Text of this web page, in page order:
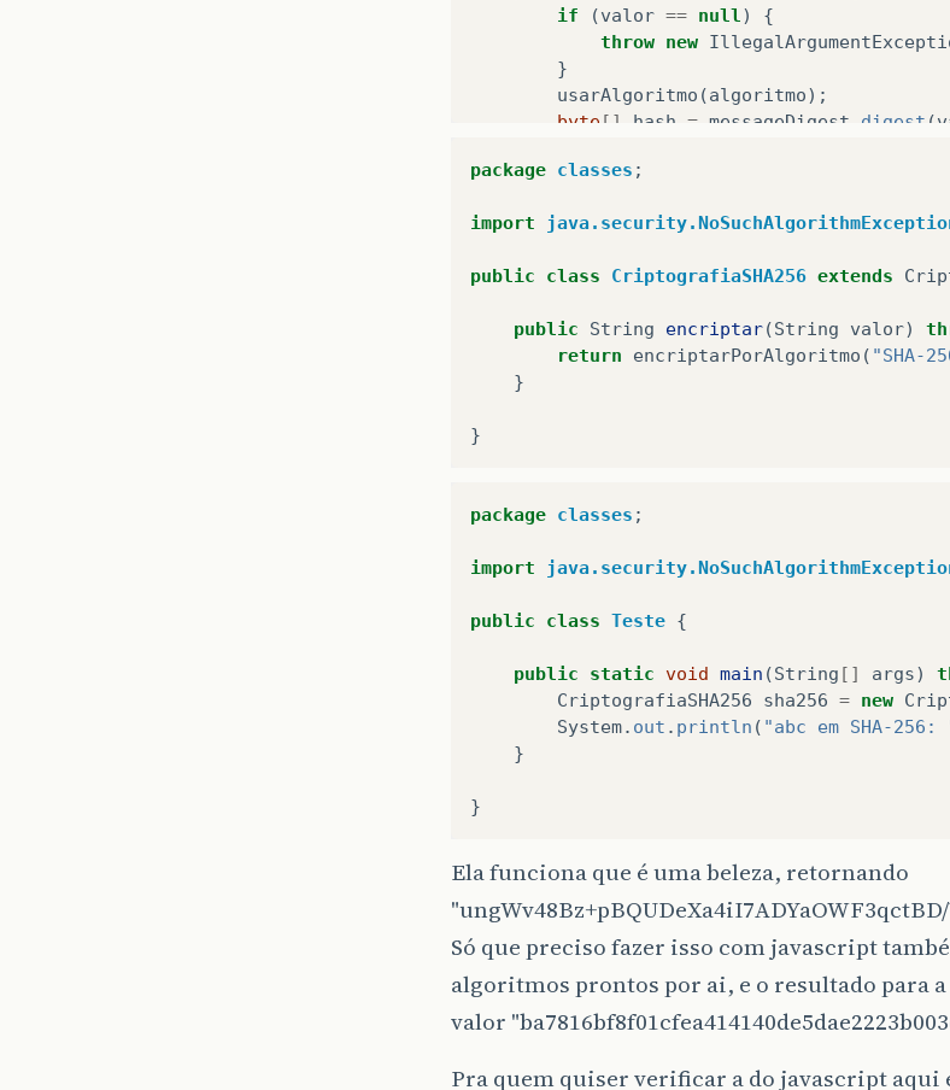
if
(valor == null )
{
throw new
}
usarAlgoritmo (algoritmo);
byte [] hash = messageDigest digest (
}
package classes ;
import
public class CriptografiaSHA256 extends
public String encriptar(String valor)
return
encriptarPorAlgoritmo ( "SHA-
}
}
package classes ;
import
public class Teste {
public static void main (String [] args)
CriptografiaSHA256
sha256 = new
System. out . println ( "abc em SHA-256:
}
}
Ela funciona que é uma beleza, retornando
Só que preciso fazer isso com javascript
algoritmos prontos por ai, e o resultado para
valor
Pra quem quiser verificar a do javascript